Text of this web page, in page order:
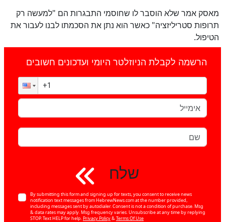
מאסק אמר שלא הוסבר לו שחוסמי התבגרות הם "למעשה רק
תרופות סטריליזציה" כאשר הוא נתן את הסכמתו לבנו לעבור את
הטיפול.
הרשמה לקבלת הניוזלטר היומי ועדכונים חשובים
שלח
By submitting this form and signing up for texts, you consent to receive news
notification text messages from HebrewNews.com at the number provided,
including messages sent by autodialer. Consent is not a condition of purchase. Msg
& data rates may apply. Msg frequency varies. Unsubscribe at any time by replying
STOP. Text HELP for help. Privacy Policy& Terms Of Use